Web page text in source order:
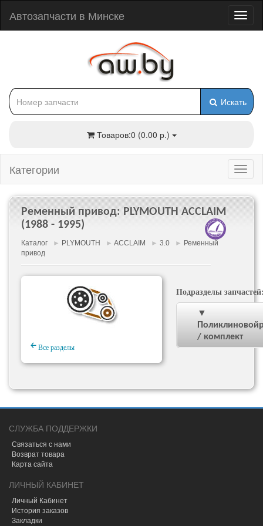
Автозапчасти в Минске
Искать
Товаров:0 (0.00 р.)
Категории
Ременный привод: PLYMOUTH ACCLAIM
(1988 - 1995)
Каталог ► PLYMOUTH ► ACCLAIM ► 3.0 ► Ременный
привод
￩ Все разделы
Подразделы
▼
/ комплект
СЛУЖБА ПОДДЕРЖКИ
Связаться с нами
Возврат товара
Карта сайта
ЛИЧНЫЙ КАБИНЕТ
Личный Кабинет
История заказов
Закладки